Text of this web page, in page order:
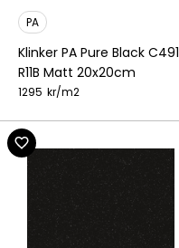
PA
Klinker PA Pure Black C491
R11B Matt 20x20cm
1295 kr/m2